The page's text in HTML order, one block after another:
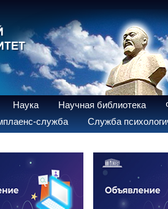
Наука Научная библиотека
служба Служба